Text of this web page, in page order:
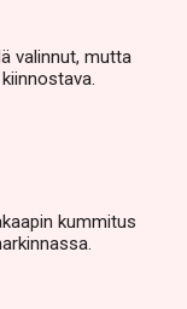
valinnut, mutta
kummitus